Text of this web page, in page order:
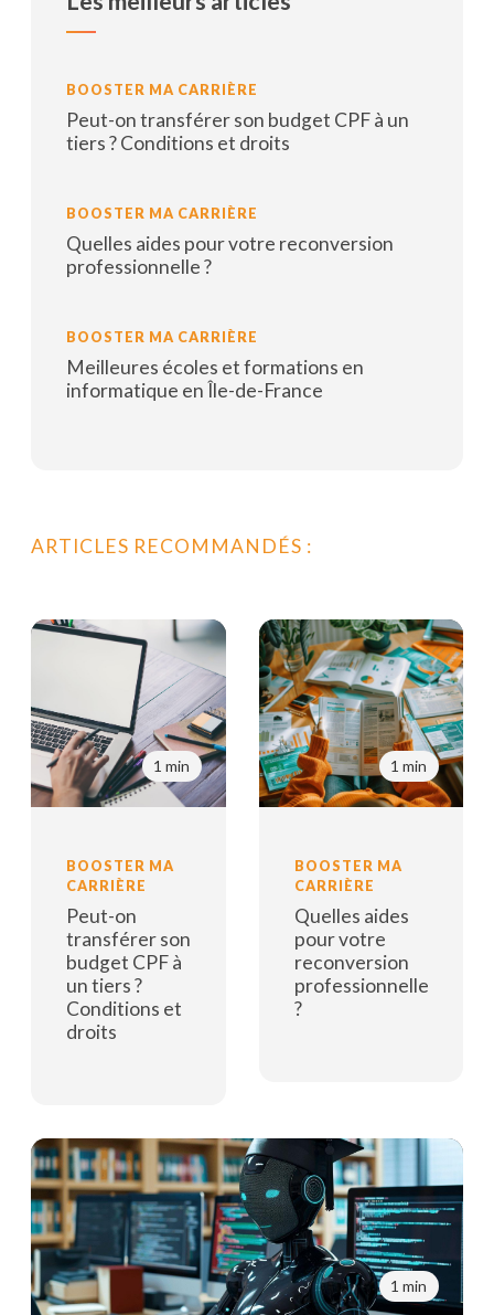
BOOSTER MA CARRIÈRE
Peut-on transférer son budget CPF à un
tiers ? Conditions et droits
BOOSTER MA CARRIÈRE
Quelles aides pour votre reconversion
professionnelle ?
BOOSTER MA CARRIÈRE
Meilleures écoles et formations en
informatique en Île-de-France
ARTICLES RECOMMANDÉS :
1 min
BOOSTER MA
CARRIÈRE
Peut-on
transférer son
budget CPF à
un tiers ?
Conditions et
droits
1 min
BOOSTER MA
CARRIÈRE
Quelles aides
pour votre
reconversion
professionnelle
?
1 min